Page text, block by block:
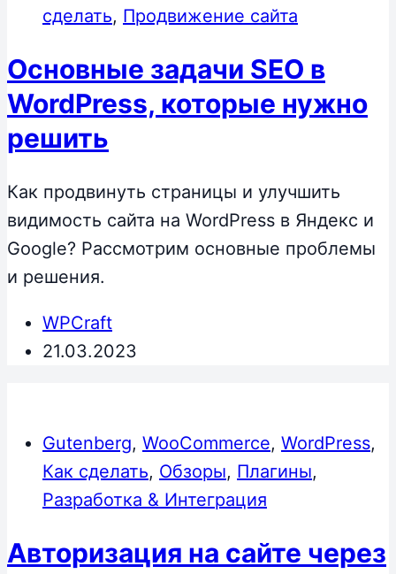
сделать, Продвижение сайта
Основные задачи SEO в
WordPress, которые нужно
решить
Как продвинуть страницы и улучшить
видимость сайта на WordPress в Яндекс и
Google? Рассмотрим основные проблемы
и решения.
WPCraft
21.03.2023
Gutenberg, WooCommerce, WordPress,
Как сделать, Обзоры, Плагины,
Разработка & Интеграция
Авторизация на сайте через